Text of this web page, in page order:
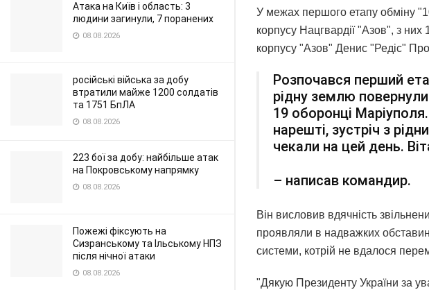
Атака на Київ і область: 3
людини загинули, 7 поранених
08.08.2026
російські війська за добу
втратили майже 1200 солдатів
та 1751 БпЛА
08.08.2026
223 бої за добу: найбільше атак
на Покровському напрямку
08.08.2026
Пожежі фіксують на
Сизранському та Ільському НПЗ
після нічної атаки
08.08.2026
У межах першого етапу обміну
корпусу Нацгвардії "Азов", з
корпусу "Азов" Денис "Редіс"
Розпочався перший
рідну землю
19 оборонці
нарешті, зустріч з
чекали на цей день.
– написав командир.
Він висловив вдячність
проявляли в надважких
системи, котрій не вдалося
"Дякую Президенту України за